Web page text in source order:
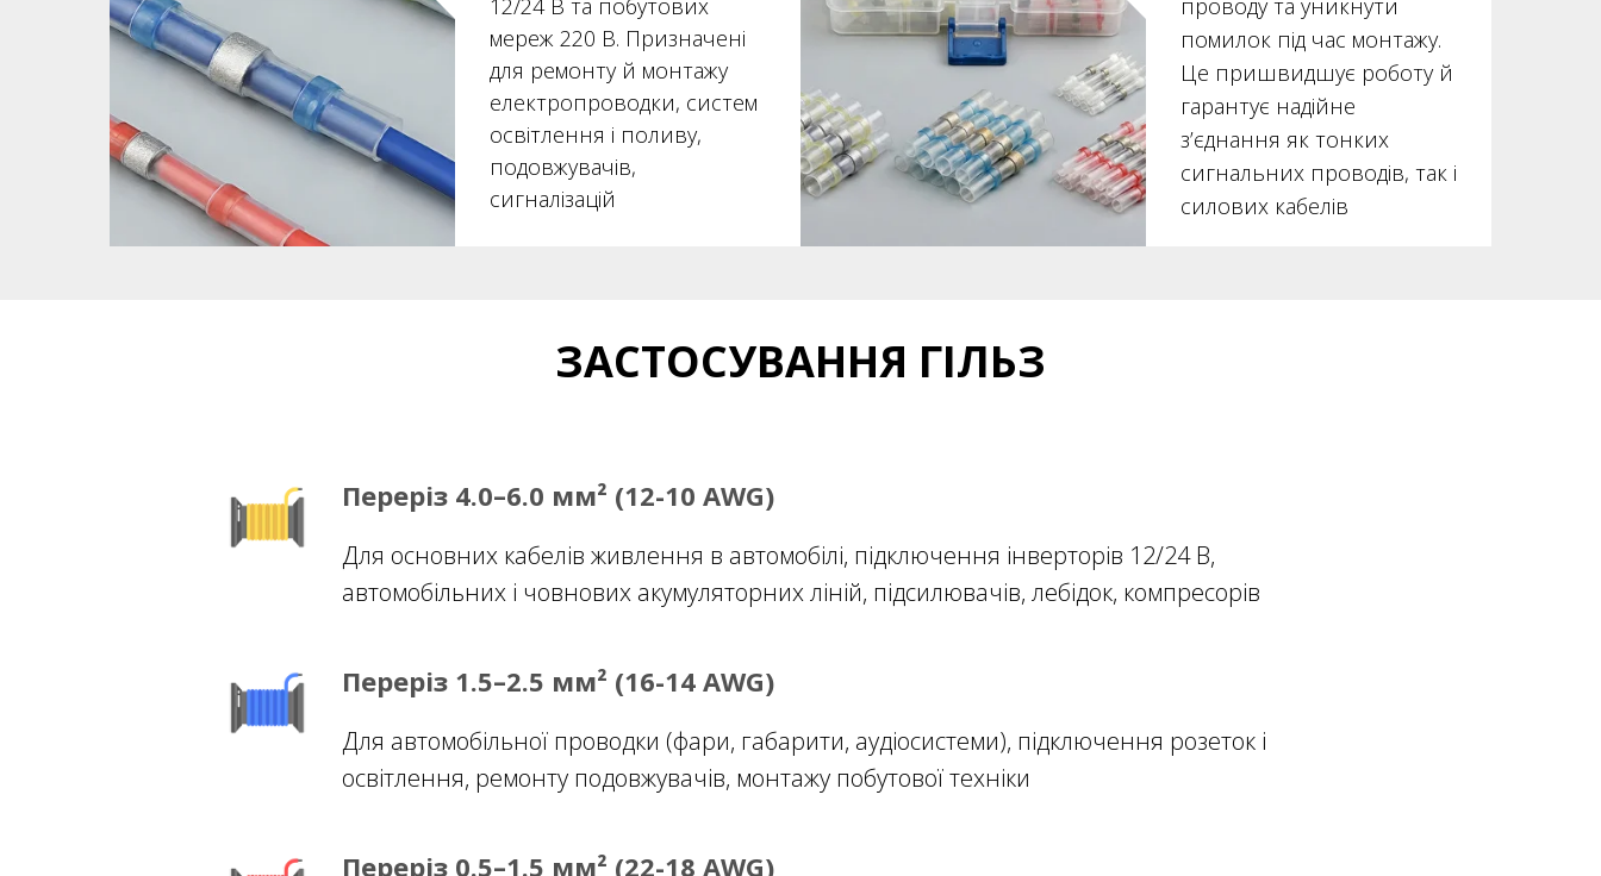
12/24 В та побутових
мереж 220 В. Призначені
для ремонту й монтажу
електропроводки, систем
освітлення і поливу,
подовжувачів,
сигналізацій
проводу та уникнути
помилок під час монтажу.
Це пришвидшує роботу й
гарантує надійне
з’єднання як тонких
сигнальних проводів, так і
силових кабелів
ЗАСТОСУВАННЯ ГІЛЬЗ
Переріз 4.0–6.0 мм² (12-10 AWG)
Для основних кабелів живлення в автомобілі, підключення інверторів 12/24 В,
автомобільних і човнових акумуляторних ліній, підсилювачів, лебідок, компресорів
Переріз 1.5–2.5 мм² (16-14 AWG)
Для автомобільної проводки (фари, габарити, аудіосистеми), підключення розеток і
освітлення, ремонту подовжувачів, монтажу побутової техніки
Переріз 0.5–1.5 мм² (22-18 AWG)